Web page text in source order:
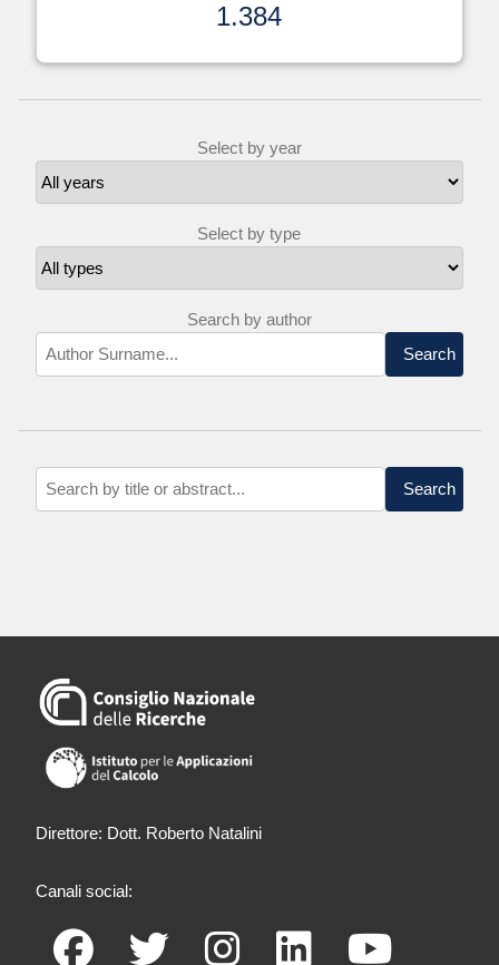
1.384
Select by year
Select by type
Search by author
Search
Search
Direttore: Dott. Roberto Natalini
Canali social: